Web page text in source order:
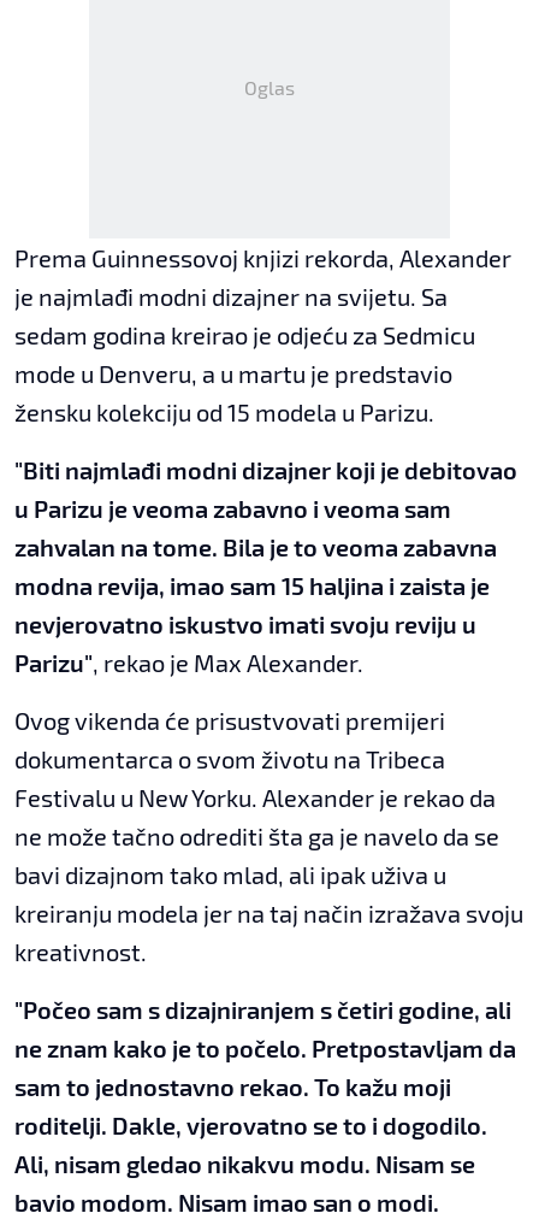
Oglas
Prema Guinnessovoj knjizi rekorda, Alexander
je najmlađi modni dizajner na svijetu. Sa
sedam godina kreirao je odjeću za Sedmicu
mode u Denveru, a u martu je predstavio
žensku kolekciju od 15 modela u Parizu.
"Biti najmlađi modni dizajner koji je debitovao
u Parizu je veoma zabavno i veoma sam
zahvalan na tome. Bila je to veoma zabavna
modna revija, imao sam 15 haljina i zaista je
nevjerovatno iskustvo imati svoju reviju u
Parizu", rekao je Max Alexander.
Ovog vikenda će prisustvovati premijeri
dokumentarca o svom životu na Tribeca
Festivalu u New Yorku. Alexander je rekao da
ne može tačno odrediti šta ga je navelo da se
bavi dizajnom tako mlad, ali ipak uživa u
kreiranju modela jer na taj način izražava svoju
kreativnost.
"Počeo sam s dizajniranjem s četiri godine, ali
ne znam kako je to počelo. Pretpostavljam da
sam to jednostavno rekao. To kažu moji
roditelji. Dakle, vjerovatno se to i dogodilo.
Ali, nisam gledao nikakvu modu. Nisam se
bavio modom. Nisam imao san o modi.